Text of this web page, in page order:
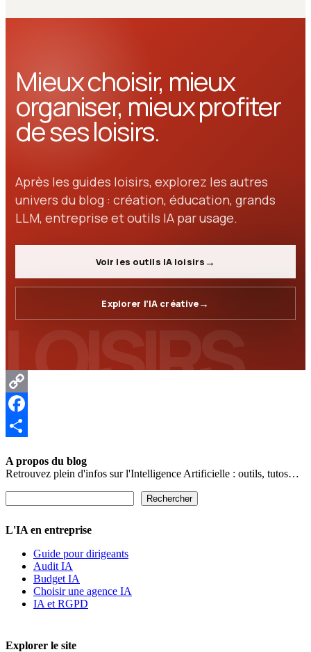
Mieux choisir, mieux
organiser, mieux profiter
de ses loisirs.
Après les guides loisirs, explorez les autres
univers du blog : création, éducation, grands
LLM, entreprise et outils IA par usage.
Voir les outils IA loisirs
Explorer l’IA créative
Copy
Link
Facebook
A propos du blog
Retrouvez plein d'infos sur l'Intelligence Artificielle : outils, tutos…
Rechercher
L'IA en entreprise
Guide pour dirigeants
Audit IA
Budget IA
Choisir une agence IA
IA et RGPD
Explorer le site